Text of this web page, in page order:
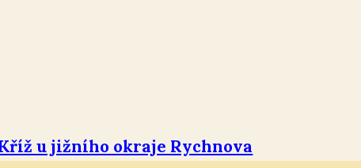
u jižního okraje Rychnova